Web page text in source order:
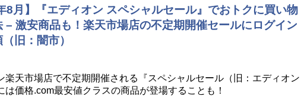
8月】『エディオン スペシャルセール』でおトクに買い物
– 激安商品も！楽天市場店の不定期開催セールにログイン
旧：闇市）
楽天市場店で不定期開催される『スペシャルセール（旧：エディオン
は価格.com最安値クラスの商品が登場することも！